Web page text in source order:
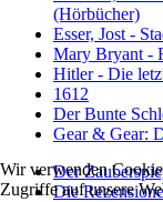
(Hörbücher)
Esser, Jost -
Mary Bryant -
Hitler - Die
1612
Der Bunte
Gear & Gear:
Der
Die
Wir verwenden
Zugriffe auf unsere